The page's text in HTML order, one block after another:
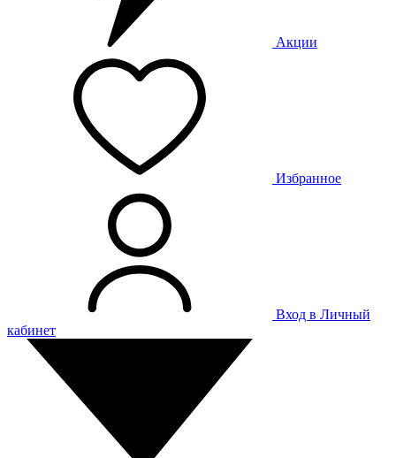
Акции
Избранное
Вход в Личный
кабинет